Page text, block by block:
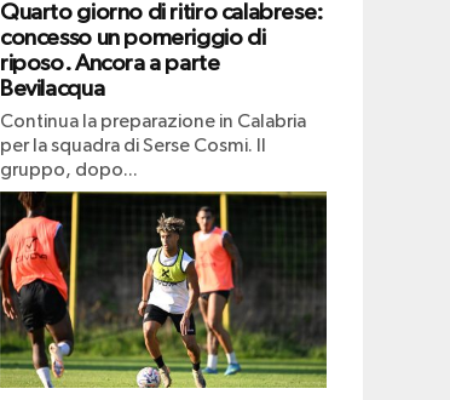
Quarto giorno di ritiro calabrese:
concesso un pomeriggio di
riposo. Ancora a parte
Bevilacqua
Continua la preparazione in Calabria
per la squadra di Serse Cosmi. Il
gruppo, dopo...